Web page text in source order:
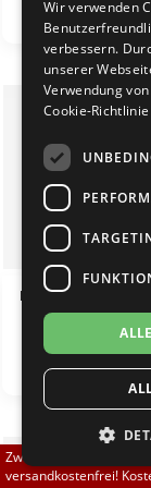
Brautschuhe
Sneaker
Übergrößen 43-44
Flexerinas
Merlet
Nueva Epoca
RayRose
Rummos
Rumpf
TopTanz
Diamant 035-012-
4,2 cm
139,50
[inkl. 19% MwSt
Zwischen 70,00 EUR
versandkostenfrei!
Wir verwenden
verbessern.
unserer
Verwendung
Cookie-